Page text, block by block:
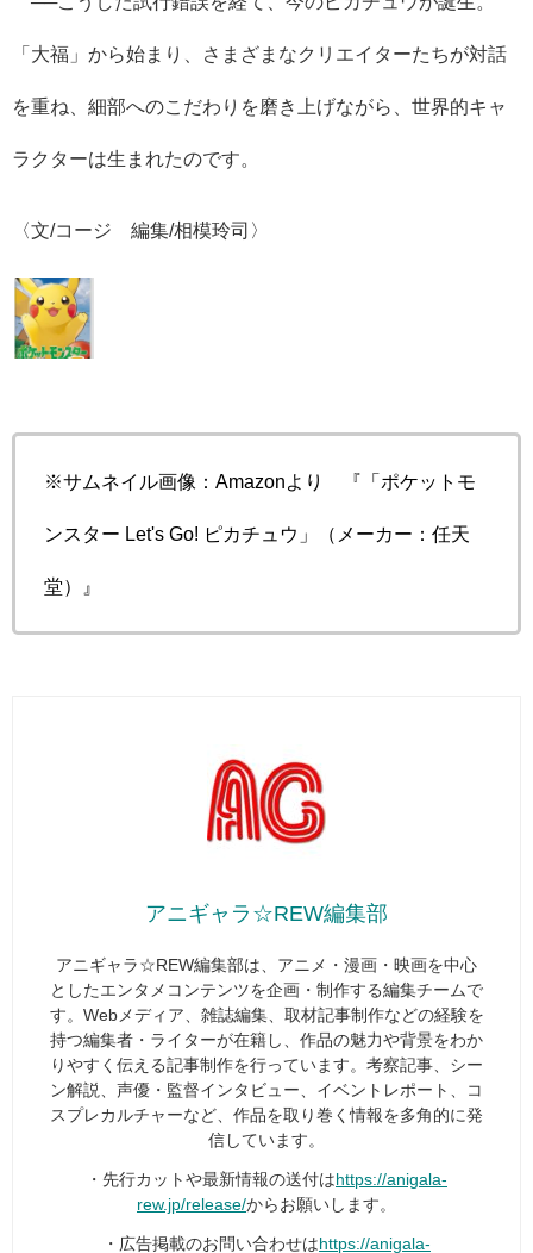
「大福」から始まり、さまざまなクリエイターたちが対話
を重ね、細部へのこだわりを磨き上げながら、世界的キャ
ラクターは生まれたのです。
〈文/コージ 編集/相模玲司〉
※サムネイル画像：Amazonより 『「ポケットモ
ンスター Let's Go! ピカチュウ」（メーカー：任天
堂）』
アニギャラ☆REW編集部
アニギャラ☆REW編集部は、アニメ・漫画・映画を中心
としたエンタメコンテンツを企画・制作する編集チームで
す。Webメディア、雑誌編集、取材記事制作などの経験を
持つ編集者・ライターが在籍し、作品の魅力や背景をわか
りやすく伝える記事制作を行っています。考察記事、シー
ン解説、声優・監督インタビュー、イベントレポート、コ
スプレカルチャーなど、作品を取り巻く情報を多角的に発
信しています。
・先行カットや最新情報の送付はhttps://anigala-
rew.jp/release/からお願いします。
・広告掲載のお問い合わせはhttps://anigala-